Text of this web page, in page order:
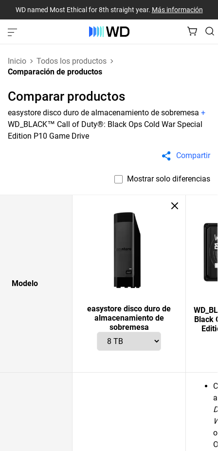
WD named Most Ethical for 8th straight year. Más información
Inicio
Todos los productos
Comparación de productos
Comparar productos
easystore disco duro de almacenamiento de sobremesa +
WD_BLACK™ Call of Duty®: Black Ops Cold War Special
Edition P10 Game Drive
Compartir
Mostrar solo diferencias
Modelo
easystore disco duro de
almacenamiento de
sobremesa
Black